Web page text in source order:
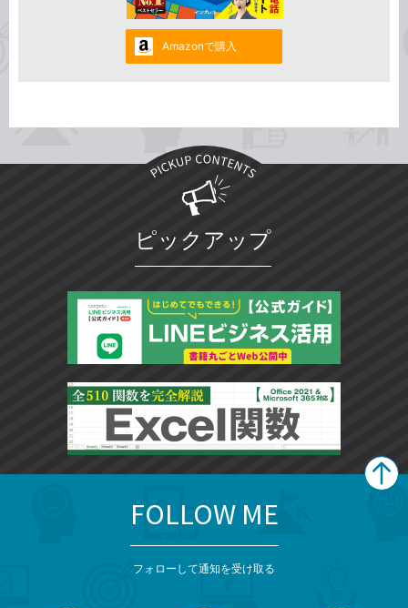
Amazonで購入
ピックアップ
FOLLOW ME
フォローして通知を受け取る